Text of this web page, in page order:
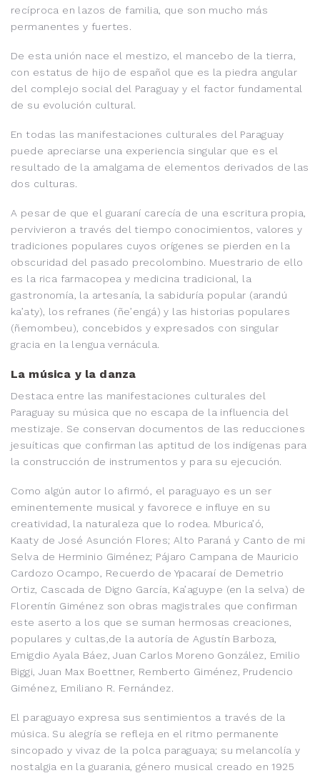
recíproca en lazos de familia, que son mucho más
permanentes y fuertes.
De esta unión nace el mestizo, el mancebo de la tierra,
con estatus de hijo de español que es la piedra angular
del complejo social del Paraguay y el factor fundamental
de su evolución cultural.
En todas las manifestaciones culturales del Paraguay
puede apreciarse una experiencia singular que es el
resultado de la amalgama de elementos derivados de las
dos culturas.
A pesar de que el guaraní carecía de una escritura propia,
pervivieron a través del tiempo conocimientos, valores y
tradiciones populares cuyos orígenes se pierden en la
obscuridad del pasado precolombino. Muestrario de ello
es la rica farmacopea y medicina tradicional, la
gastronomía, la artesanía, la sabiduría popular (arandú
ka’aty), los refranes (ñe’engá) y las historias populares
(ñemombeu), concebidos y expresados con singular
gracia en la lengua vernácula.
La música y la danza
Destaca entre las manifestaciones culturales del
Paraguay su música que no escapa de la influencia del
mestizaje. Se conservan documentos de las reducciones
jesuíticas que confirman las aptitud de los indígenas para
la construcción de instrumentos y para su ejecución.
Como algún autor lo afirmó, el paraguayo es un ser
eminentemente musical y favorece e influye en su
creatividad, la naturaleza que lo rodea. Mburica’ó,
Kaaty de José Asunción Flores; Alto Paraná y Canto de mi
Selva de Herminio Giménez; Pájaro Campana de Mauricio
Cardozo Ocampo, Recuerdo de Ypacaraí de Demetrio
Ortiz, Cascada de Digno García, Ka’aguype (en la selva) de
Florentín Giménez son obras magistrales que confirman
este aserto a los que se suman hermosas creaciones,
populares y cultas,de la autoría de Agustín Barboza,
Emigdio Ayala Báez, Juan Carlos Moreno González, Emilio
Biggi, Juan Max Boettner, Remberto Giménez, Prudencio
Giménez, Emiliano R. Fernández.
El paraguayo expresa sus sentimientos a través de la
música. Su alegría se refleja en el ritmo permanente
sincopado y vivaz de la polca paraguaya; su melancolía y
nostalgia en la guarania, género musical creado en 1925